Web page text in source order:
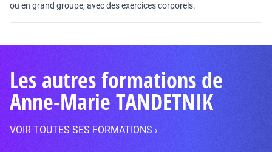
ou en grand groupe, avec des exercices corporels.
Les autres formations de
Anne-Marie TANDETNIK
VOIR TOUTES SES FORMATIONS ›